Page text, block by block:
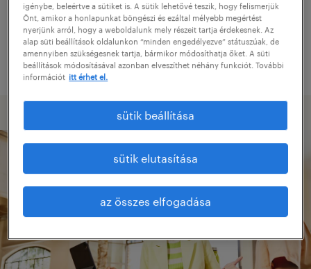
Adjon meg más pozíció nevet, vagy
kulcsszót, és ellenőrizze, hogy helyesen
írta-e le.
igénybe, beleértve a sütiket is. A sütik lehetővé teszik, hogy felismerjük
Önt, amikor a honlapunkat böngészi és ezáltal mélyebb megértést
nyerjünk arról, hogy a weboldalunk mely részeit tartja érdekesnek. Az
alap süti beállítások oldalunkon “minden engedélyezve” státuszúak, de
amennyiben szükségesnek tartja, bármikor módosíthatja őket. A süti
beállítások módosításával azonban elveszíthet néhány funkciót. További
információt itt érhet el.
sütik beállítása
sütik elutasítása
az összes elfogadása